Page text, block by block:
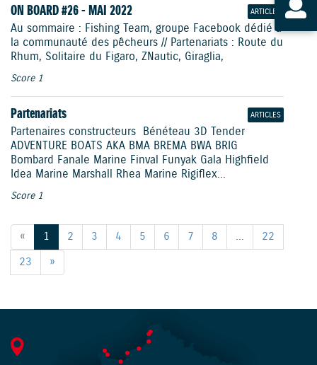
ARTICLES
ON BOARD #26 - MAI 2022
Au sommaire : Fishing Team, groupe Facebook dédié à
la communauté des pêcheurs // Partenariats : Route du
Rhum, Solitaire du Figaro, ZNautic, Giraglia,
Score 1
ARTICLES
Partenariats
Partenaires constructeurs Bénéteau 3D Tender
ADVENTURE BOATS AKA BMA BREMA BWA BRIG
Bombard Fanale Marine Finval Funyak Gala Highfield
Idea Marine Marshall Rhea Marine Rigiflex...
Score 1
« 1 2 3 4 5 6 7 8 ...
22
23
»